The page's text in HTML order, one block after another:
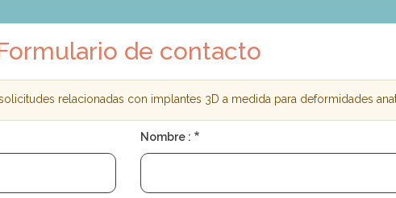
de contacto
relacionadas con implantes 3D a medida para deformidades
Nombre :